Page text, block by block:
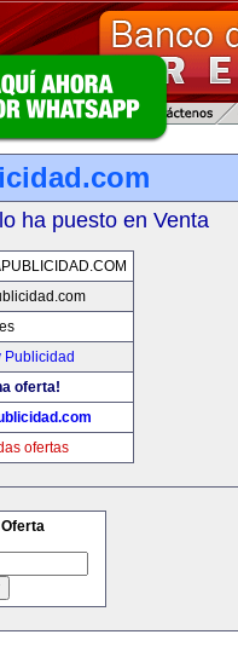
ha puesto en Venta
Publicidad
oferta!
ofertas